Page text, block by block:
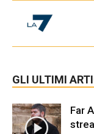
GLI ULTIMI
Far